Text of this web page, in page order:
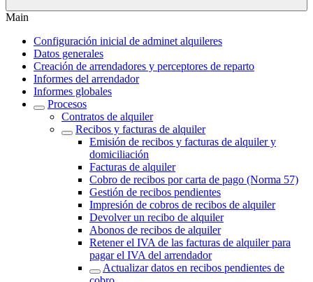
Main
Configuración inicial de adminet alquileres
Datos generales
Creación de arrendadores y perceptores de reparto
Informes del arrendador
Informes globales
Procesos
Contratos de alquiler
Recibos y facturas de alquiler
Emisión de recibos y facturas de alquiler y
domiciliación
Facturas de alquiler
Cobro de recibos por carta de pago (Norma 57)
Gestión de recibos pendientes
Impresión de cobros de recibos de alquiler
Devolver un recibo de alquiler
Abonos de recibos de alquiler
Retener el IVA de las facturas de alquiler para
pagar el IVA del arrendador
Actualizar datos en recibos pendientes de